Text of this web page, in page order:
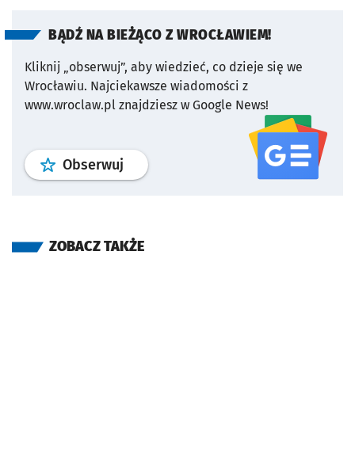
BĄDŹ NA BIEŻĄCO Z WROCŁAWIEM!
Kliknij „obserwuj”, aby wiedzieć, co dzieje się we
Wrocławiu. Najciekawsze wiadomości z
www.wroclaw.pl znajdziesz w Google News!
Obserwuj profil serwisu
ZOBACZ TAKŻE